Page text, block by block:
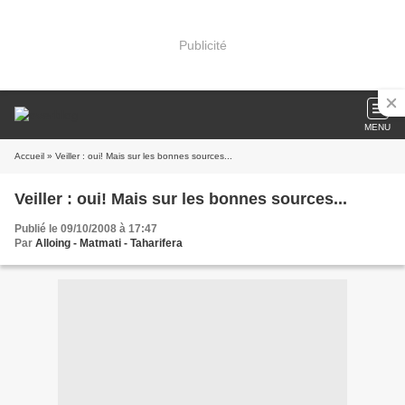
Publicité
MENU
Accueil » Veiller : oui! Mais sur les bonnes sources...
Veiller : oui! Mais sur les bonnes sources...
Publié le 09/10/2008 à 17:47
Par Alloing - Matmati - Taharifera